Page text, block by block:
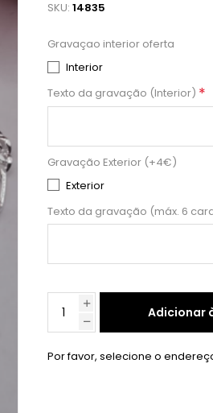
SKU: 14835
Gravaçao interior oferta
Interior
Texto da gravação (Interior) *
Gravação Exterior (+4€)
Exterior
Texto da gravação (máx. 6
Adicionar
Por favor, selecione o